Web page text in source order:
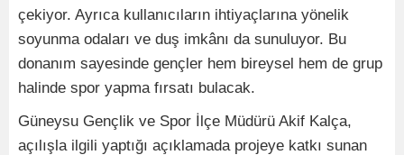
çekiyor. Ayrıca kullanıcıların ihtiyaçlarına yönelik
soyunma odaları ve duş imkânı da sunuluyor. Bu
donanım sayesinde gençler hem bireysel hem de grup
halinde spor yapma fırsatı bulacak.
Güneysu Gençlik ve Spor İlçe Müdürü Akif Kalça,
açılışla ilgili yaptığı açıklamada projeye katkı sunan